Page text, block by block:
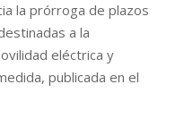
la prórroga de plazos
a la
eléctrica y
publicada en el